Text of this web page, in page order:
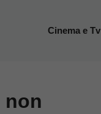
Cinema e Tv
non